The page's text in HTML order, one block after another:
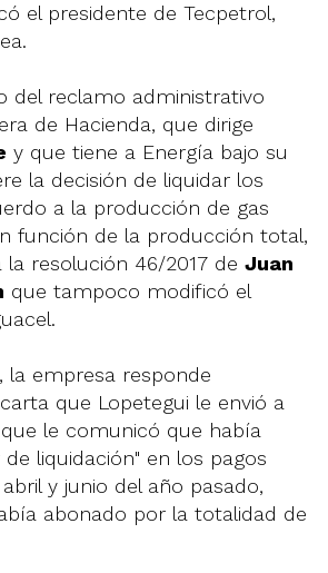
el presidente de Tecpetrol,
del reclamo administrativo
de Hacienda, que dirige
y que tiene a Energía bajo su
la decisión de liquidar los
a la producción de gas
función de la producción total,
resolución 46/2017 de Juan
que tampoco modificó el
la empresa responde
que Lopetegui le envió a
le comunicó que había
liquidación" en los pagos
y junio del año pasado,
abonado por la totalidad de